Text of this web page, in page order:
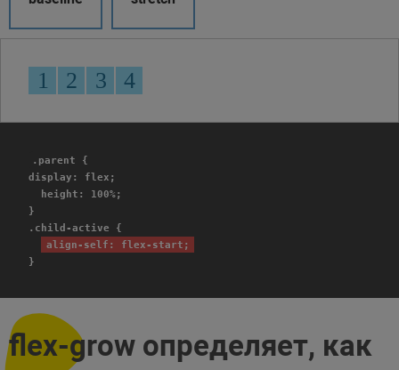
.parent {
display: flex;
height: 100%;
}
.child-active {
align-self: flex-start;
}
flex-grow определяет, как